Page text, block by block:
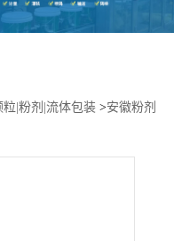
粒|粉剂|流体包装 >安徽粉剂